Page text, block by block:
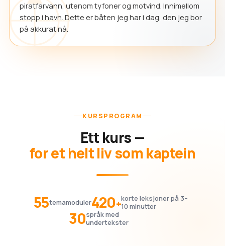
piratfarvann, utenom tyfoner og motvind. Innimellom
stopp i havn. Dette er båten jeg har i dag, den jeg bor
på akkurat nå.
KURSPROGRAM
Ett kurs —
for et helt liv som kaptein
55temamoduler420+korte leksjoner på 3–
10 minutter
30språk med
undertekster